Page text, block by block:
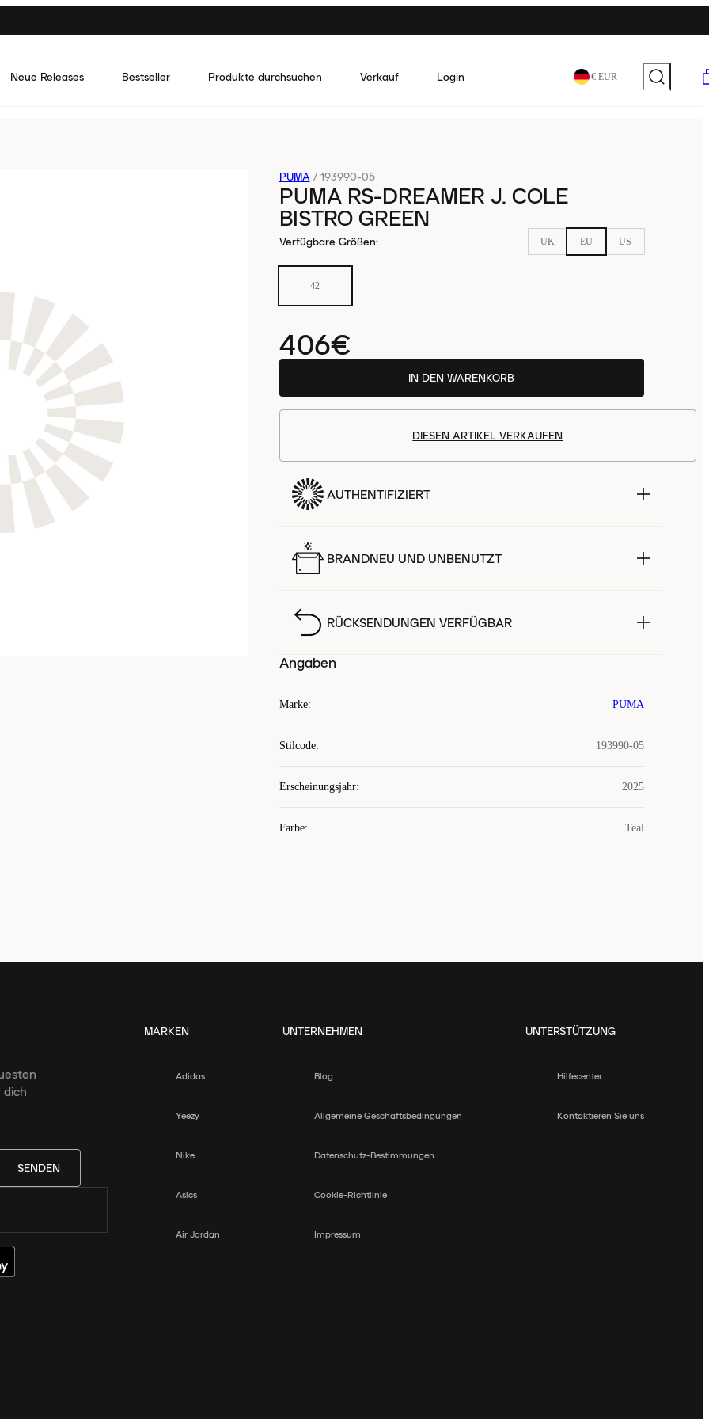
Neue Releases Bestseller Produkte durchsuchen Verkauf Login € EUR
PUMA / 193990-05
PUMA RS-DREAMER J. COLE
BISTRO GREEN
Verfügbare Größen: UK EU US
42
406€
IN DEN WARENKORB
DIESEN ARTIKEL VERKAUFEN
AUTHENTIFIZIERT
BRANDNEU UND UNBENUTZT
RÜCKSENDUNGEN VERFÜGBAR
Angaben
Marke: PUMA
Stilcode: 193990-05
Erscheinungsjahr: 2025
Farbe: Teal
SENDEN
MARKEN
Adidas
Yeezy
Nike
Asics
Air Jordan
UNTERNEHMEN
Blog
Allgemeine Geschäftsbedingungen
Datenschutz-Bestimmungen
Cookie-Richtlinie
Impressum
UNTERSTÜTZUNG
Hilfecenter
Kontaktieren Sie uns